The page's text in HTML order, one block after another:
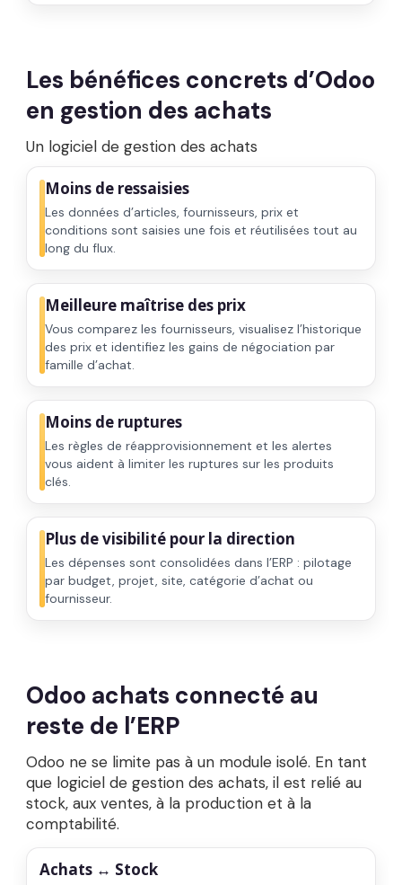
Les bénéfices concrets d’Odoo
en gestion des achats
Un logiciel de gestion des achats
Moins de ressaisies
Les données d’articles, fournisseurs, prix et
conditions sont saisies une fois et réutilisées tout au
long du flux.
Meilleure maîtrise des prix
Vous comparez les fournisseurs, visualisez l’historique
des prix et identifiez les gains de négociation par
famille d’achat.
Moins de ruptures
Les règles de réapprovisionnement et les alertes
vous aident à limiter les ruptures sur les produits
clés.
Plus de visibilité pour la direction
Les dépenses sont consolidées dans l’ERP : pilotage
par budget, projet, site, catégorie d’achat ou
fournisseur.
Odoo achats connecté au
reste de l’ERP
Odoo ne se limite pas à un module isolé. En tant
que logiciel de gestion des achats, il est relié au
stock, aux ventes, à la production et à la
comptabilité.
Achats ↔ Stock